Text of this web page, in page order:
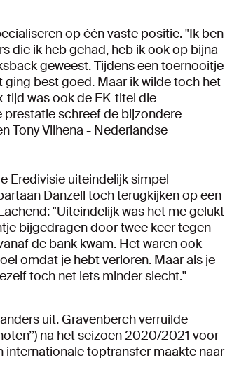
op één vaste positie. "Ik ben
die ik heb gehad, heb ik ook op bijna
geweest. Tijdens een toernooitje
best goed. Maar ik wilde toch het
tijd was ook de EK-titel die
prestatie schreef de bijzondere
Tony Vilhena - Nederlandse
Eredivisie uiteindelijk simpel
Danzell toch terugkijken op een
"Uiteindelijk was het me gelukt
bijgedragen door twee keer tegen
de bank kwam. Het waren ook
omdat je hebt verloren. Maar als je
toch net iets minder slecht.''
uit. Gravenberch verruilde
na het seizoen 2020/2021 voor
internationale toptransfer maakte naar